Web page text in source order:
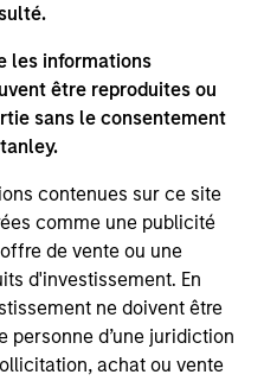
les informations
être reproduites ou
sans le consentement
contenues sur ce site
comme une publicité
de vente ou une
d'investissement. En
ne doivent être
personne d’une juridiction
achat ou vente
- August